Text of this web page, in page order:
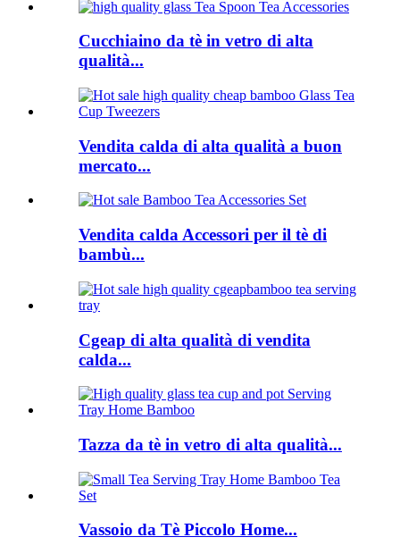
Cucchiaino da tè in vetro di alta
qualità...
Vendita calda di alta qualità a buon
mercato...
Vendita calda Accessori per il tè di
bambù...
Cgeap di alta qualità di vendita
calda...
Tazza da tè in vetro di alta qualità...
Vassoio da Tè Piccolo Home...